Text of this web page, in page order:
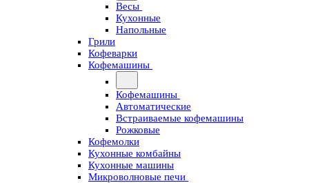
Весы
Кухонные
Напольные
Грили
Кофеварки
Кофемашины
Кофемашины
Автоматические
Встраиваемые кофемашины
Рожковые
Кофемолки
Кухонные комбайны
Кухонные машины
Микроволновые печи